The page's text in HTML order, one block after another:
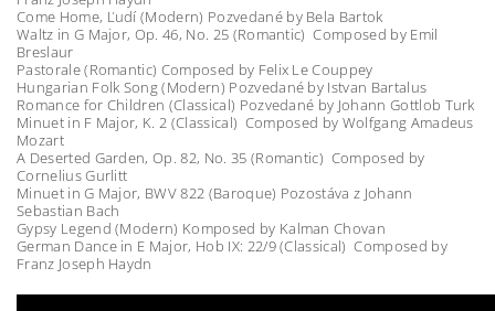
Come Home, Ľudí (Modern) Pozvedané by Bela Bartok
Waltz in G Major, Op. 46, No. 25 (Romantic) Composed by Emil
Breslaur
Pastorale (Romantic) Composed by Felix Le Couppey
Hungarian Folk Song (Modern) Pozvedané by Istvan Bartalus
Romance for Children (Classical) Pozvedané by Johann Gottlob Turk
Minuet in F Major, K. 2 (Classical) Composed by Wolfgang Amadeus
Mozart
A Deserted Garden, Op. 82, No. 35 (Romantic) Composed by
Cornelius Gurlitt
Minuet in G Major, BWV 822 (Baroque) Pozostáva z Johann
Sebastian Bach
Gypsy Legend (Modern) Komposed by Kalman Chovan
German Dance in E Major, Hob IX: 22/9 (Classical) Composed by
Franz Joseph Haydn